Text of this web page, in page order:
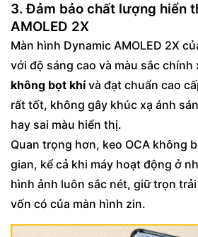
3. Đảm bảo chất lượng hiển
AMOLED 2X
Màn hình Dynamic AMOLED 2X
với độ sáng cao và màu sắc chính
không bọt khívà đạt chuẩn cao
rất tốt, không gây khúc xạ ánh
hay sai màu hiển thị.
Quan trọng hơn, keo OCA không
gian, kể cả khi máy hoạt động ở
hình ảnh luôn sắc nét, giữ trọn
vốn có của màn hình zin.